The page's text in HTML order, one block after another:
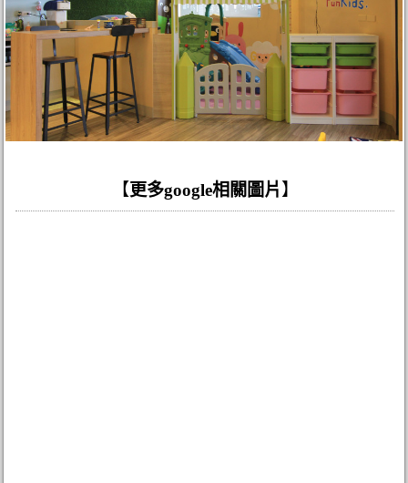
【更多google相關圖片 】